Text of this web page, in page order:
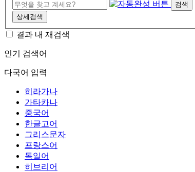
검색
상세검색
결과 내 재검색
인기 검색어
다국어 입력
히라가나
가타카나
중국어
한글고어
그리스문자
프랑스어
독일어
히브리어